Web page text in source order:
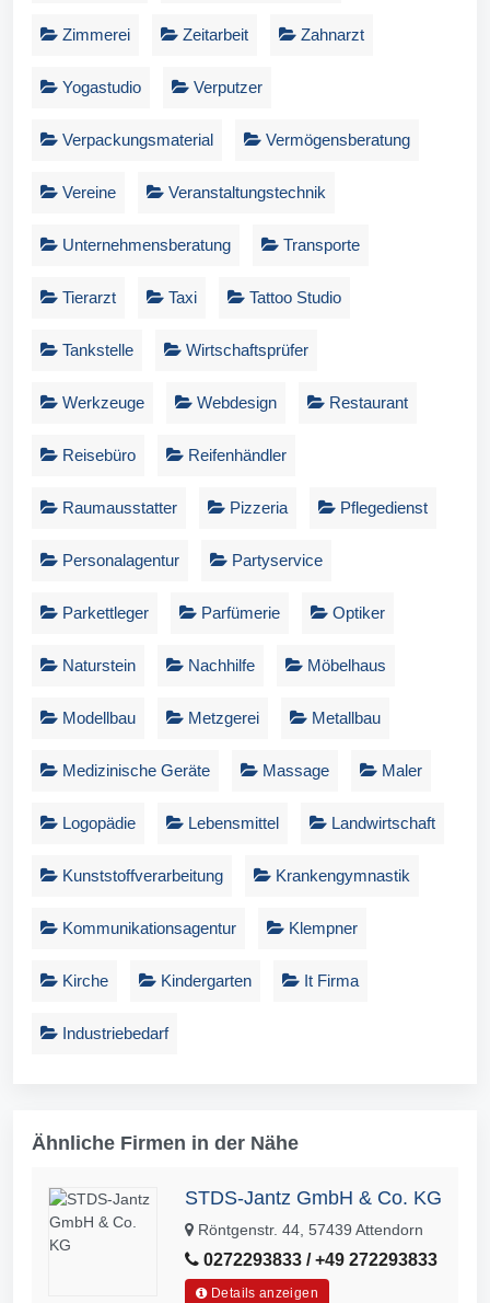
Zimmerei Zeitarbeit Zahnarzt
Yogastudio Verputzer
Verpackungsmaterial Vermögensberatung
Vereine Veranstaltungstechnik
Unternehmensberatung Transporte
Tierarzt Taxi Tattoo Studio
Tankstelle Wirtschaftsprüfer
Werkzeuge Webdesign Restaurant
Reisebüro Reifenhändler
Raumausstatter Pizzeria Pflegedienst
Personalagentur Partyservice
Parkettleger Parfümerie Optiker
Naturstein Nachhilfe Möbelhaus
Modellbau Metzgerei Metallbau
Medizinische Geräte Massage Maler
Logopädie Lebensmittel Landwirtschaft
Kunststoffverarbeitung Krankengymnastik
Kommunikationsagentur Klempner
Kirche Kindergarten It Firma
Industriebedarf
Ähnliche Firmen in der Nähe
STDS-Jantz GmbH & Co. KG
Röntgenstr. 44, 57439 Attendorn
0272293833 / +49 272293833
Details anzeigen